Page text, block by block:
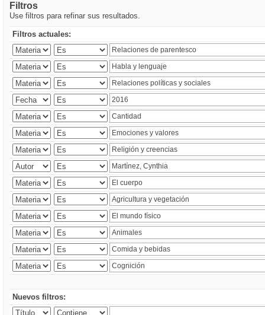
Filtros
Use filtros para refinar sus resultados.
Filtros actuales:
Nuevos filtros: